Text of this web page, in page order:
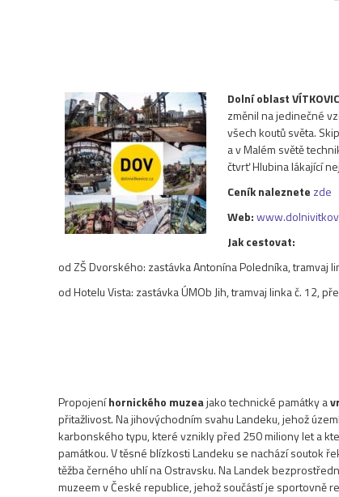
Dolní oblast
změnil na jedinečné
všech koutů světa.
a v Malém světě
čtvrť Hlubina lákající
Ceník naleznete zde
Web:
Jak cestovat:
od ZŠ Dvorského: zastávka Antonína Poledníka, tramvaj
od Hotelu Vista: zastávka ÚMOb Jih, tramvaj linka č. 12,
Propojeníhornického muzeajako technické památky a
přitažlivost. Na jihovýchodním svahu Landeku, jehož
karbonského typu, které vznikly před 250 miliony let a
památkou. V těsné blízkosti Landeku se nachází soutok
těžba černého uhlí na Ostravsku. Na Landek
muzeem v České republice, jehož součástí je sportovně